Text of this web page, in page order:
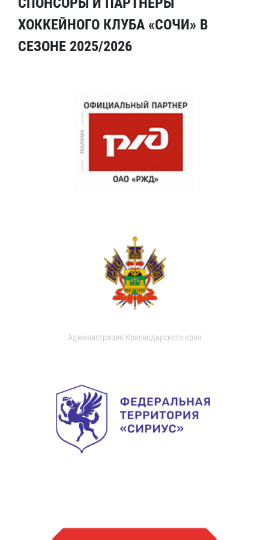
ХОККЕЙНОГО КЛУБА «СОЧИ» В
СЕЗОНЕ 2025/2026
Администрация Краснодарского края